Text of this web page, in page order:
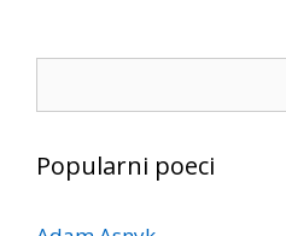
Popularni poeci